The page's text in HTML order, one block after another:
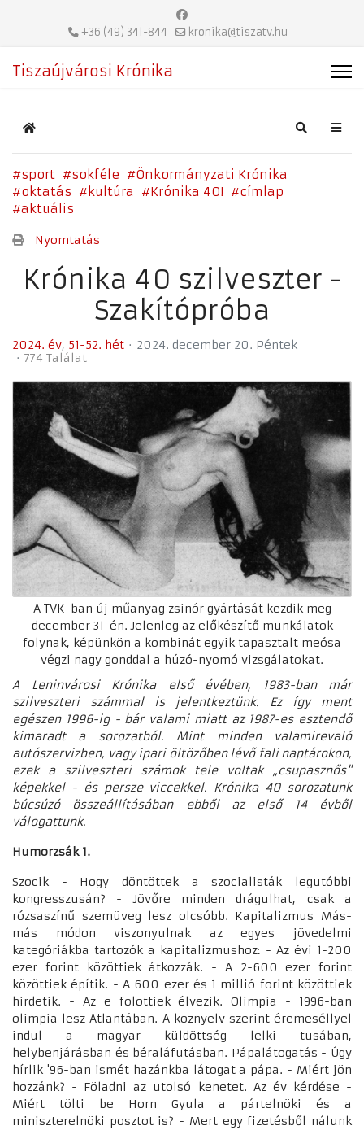
+36 (49) 341-844 kronika@tiszatv.hu
Tiszaújvárosi Krónika
Home Search
sport sokféle
Önkormányzati Krónika
oktatás
kultúra Krónika 40!
címlap
aktuális
Nyomtatás
Krónika 40 szilveszter -
Szakítópróba
2024. év 51-52. hét
2024. december 20. Péntek
774 Találat
A TVK-ban új műanyag zsinór gyártását kezdik meg
december 31-én. Jelenleg az előkészítő munkálatok
folynak, képünkön a kombinát egyik tapasztalt meósa
végzi nagy gonddal a húzó-nyomó vizsgálatokat.
A Leninvárosi Krónika első évében, 1983-ban már
szilveszteri számmal is jelentkeztünk. Ez így ment
egészen 1996-ig - bár valami miatt az 1987-es esztendő
kimaradt a sorozatból. Mint minden valamirevaló
autószervizben, vagy ipari öltözőben lévő fali naptárokon,
ezek a szilveszteri számok tele voltak „csupasznős"
képekkel - és persze viccekkel. Krónika 40 sorozatunk
búcsúzó összeállításában ebből az első 14 évből
válogattunk.
Humorzsák 1.
Szocik - Hogy döntöttek a szocialisták legutóbbi
kongresszusán? - Jövőre minden drágulhat, csak a
rózsaszínű szemüveg lesz olcsóbb. Kapitalizmus Más-
más módon viszonyulnak az egyes jövedelmi
kategóriákba tartozók a kapitalizmushoz: - Az évi 1-200
ezer forint közöttiek átkozzák. - A 2-600 ezer forint
közöttiek építik. - A 600 ezer és 1 millió forint közöttiek
hirdetik. - Az e fölöttiek élvezik. Olimpia - 1996-ban
olimpia lesz Atlantában. A köznyelv szerint éremeséllyel
indul a magyar küldöttség lelki tusában,
helybenjárásban és béraláfutásban. Pápalátogatás - Úgy
hírlik '96-ban ismét hazánkba látogat a pápa. - Miért jön
hozzánk? - Föladni az utolsó kenetet. Az év kérdése -
Miért tölti be Horn Gyula a pártelnöki és a
miniszterelnöki posztot is? - Mert egy fizetésből nálunk